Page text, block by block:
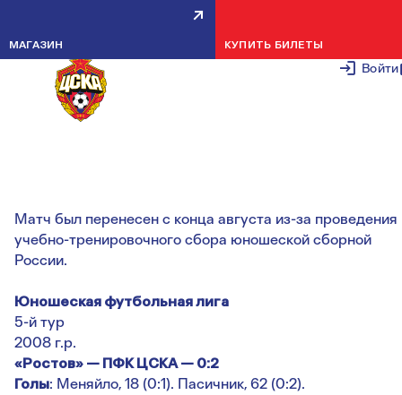
Войти
МАГАЗИН КУПИТЬ БИЛЕТЫ
КОМАНДА ШАЙХОВА ПРЕРВАЛА
СЕРИЮ БЕЗ ПОБЕД В ЮФЛ-3
Матч был перенесен с конца августа из-за проведения
учебно-тренировочного сбора юношеской сборной
России.
Юношеская футбольная лига
5-й тур
2008 г.р.
«Ростов» — ПФК ЦСКА — 0:2
Голы: Меняйло, 18 (0:1). Пасичник, 62 (0:2).